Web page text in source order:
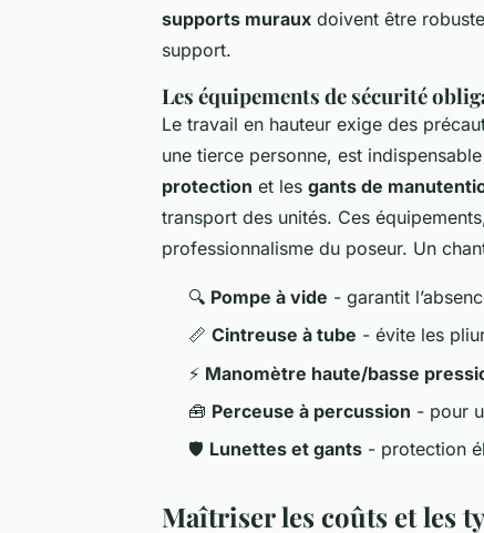
supports muraux doivent être
support.
Les équipements de sécurité
Le travail en hauteur exige des
une tierce personne, est
protection et les gants de
transport des unités. Ces
professionnalisme du poseur. Un
🔍 Pompe à vide - garantit
📏 Cintreuse à tube - évite les
⚡ Manomètre haute/basse
🧰 Perceuse à percussion - pour
🛡️ Lunettes et gants - protection
Maîtriser les coûts et les